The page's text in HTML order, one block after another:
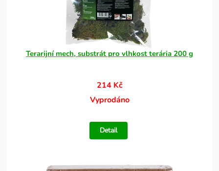
Terarijní mech, substrát pro vlhkost terária 200 g
214 Kč
Vyprodáno
Detail